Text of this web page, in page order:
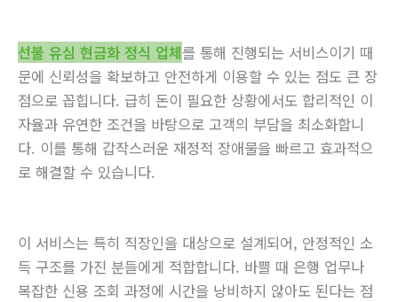
선불 유심 현금화 정식 업체를 통해 진행되는 서비스이기 때
문에 신뢰성을 확보하고 안전하게 이용할 수 있는 점도 큰 장
점으로 꼽힙니다. 급히 돈이 필요한 상황에서도 합리적인 이
자율과 유연한 조건을 바탕으로 고객의 부담을 최소화합니
다. 이를 통해 갑작스러운 재정적 장애물을 빠르고 효과적으
로 해결할 수 있습니다.
이 서비스는 특히 직장인을 대상으로 설계되어, 안정적인 소
득 구조를 가진 분들에게 적합합니다. 바쁠 때 은행 업무나
복잡한 신용 조회 과정에 시간을 낭비하지 않아도 된다는 점